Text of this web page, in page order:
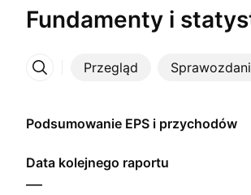
Fundamenty i
Przegląd
Więcej
Podsumowanie EPS i przychodów
Data kolejnego raportu
—